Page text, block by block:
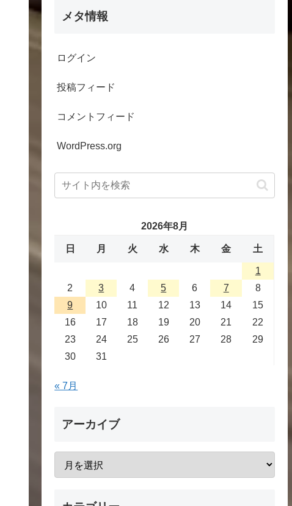
メタ情報
ログイン
投稿フィード
コメントフィード
WordPress.org
2026年8月
日 月 火 水 木 金 土
1
2
3 4 5 6 7
8
9
10 11 12 13 14
15
16
17 18 19 20 21
22
23
24 25 26 27 28
29
30
31
« 7月
アーカイブ